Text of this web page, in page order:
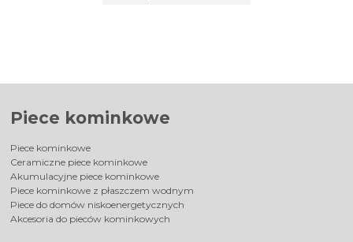
Piece kominkowe
Piece kominkowe
Ceramiczne piece kominkowe
Akumulacyjne piece kominkowe
Piece kominkowe z płaszczem wodnym
Piece do domów niskoenergetycznych
Akcesoria do pieców kominkowych